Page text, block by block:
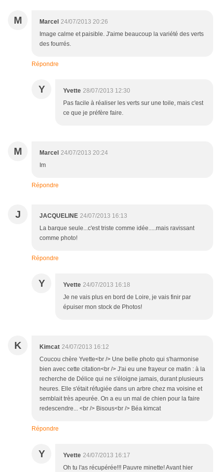
M Marcel 24/07/2013 20:26
Image calme et paisible. J'aime beaucoup la variété des verts
des fourrés.
Répondre
Y Yvette 28/07/2013 12:30
Pas facile à réaliser les verts sur une toile, mais c'est
ce que je préfère faire.
M Marcel 24/07/2013 20:24
Im
Répondre
J JACQUELINE 24/07/2013 16:13
La barque seule...c'est triste comme idée.....mais ravissant
comme photo!
Répondre
Y Yvette 24/07/2013 16:18
Je ne vais plus en bord de Loire, je vais finir par
épuiser mon stock de Photos!
K Kimcat 24/07/2013 16:12
Coucou chère Yvette<br /> Une belle photo qui s'harmonise
bien avec cette citation<br /> J'ai eu une frayeur ce matin : à la
recherche de Délice qui ne s'éloigne jamais, durant plusieurs
heures. Elle s'était réfugiée dans un arbre chez ma voisine et
semblait très apeurée. On a eu un mal de chien pour la faire
redescendre... <br /> Bisous<br /> Béa kimcat
Répondre
Y Yvette 24/07/2013 16:17
Oh tu l'as récupérée!!! Pauvre minette! Avant hier